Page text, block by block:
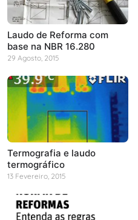
Laudo de Reforma com
base na NBR 16.280
29 Agosto, 2015
Termografia e laudo
termográfico
13 Fevereiro, 2015